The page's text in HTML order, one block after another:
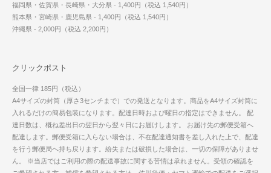
福岡県・佐賀県・長崎県・大分県 - 1,400円（税込 1,540円）
熊本県・宮崎県・鹿児島県 - 1,400円（税込 1,540円）
沖縄県 - 2,000円（税込 2,200円）
クリックポスト
全国一律 185円（税込）
A4サイズの封筒（厚さ3センチまで）での発送となります。商品をA4サイズ封筒に
入れるだけの簡易包装になります。配達日時および曜日の指定はできません。 配
達日数は、概ね差出日の翌日から翌々日にお届けします。 お届け先の郵便受箱へ
配達します。郵便受箱に入らない場合は、不在配達通知書を差し入れた上で、配達
を行う郵便局へ持ち戻ります。紛失または破損した場合は、一切の保障がありませ
ん。 ※当店ではご利用の際の配送事故に関する苦情は承れません。受領の確認を